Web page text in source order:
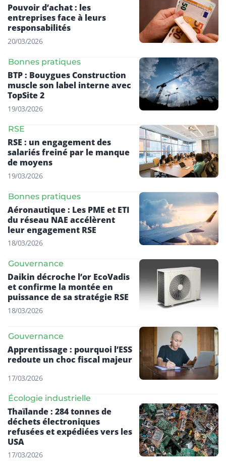
Pouvoir d’achat : les
entreprises face à leurs
responsabilités
20/03/2026
Bonnes pratiques
BTP : Bouygues Construction
muscle son label interne avec
TopSite 2
19/03/2026
RSE
RSE : un engagement des
salariés freiné par le manque
de moyens
19/03/2026
Bonnes pratiques
Aéronautique : Les PME et ETI
du réseau NAE accélèrent
leur engagement RSE
18/03/2026
Gouvernance
Daikin décroche l’or EcoVadis
et confirme la montée en
puissance de sa stratégie RSE
18/03/2026
Gouvernance
Apprentissage : pourquoi l’ESS
redoute un choc fiscal majeur
17/03/2026
Écologie industrielle
Thaïlande : 284 tonnes de
déchets électroniques
refusées et expédiées vers les
USA
17/03/2026